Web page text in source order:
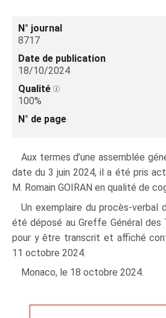
N° journal
8717
Date de publication
18/10/2024
Qualité
100%
N° de page
Aux termes d’une assemblée
date du 3 juin 2024, il a été pris
M. Romain GOIRAN en qualité de
Un exemplaire du procès-verbal
été déposé au Greffe Général des
pour y être transcrit et affiché
11 octobre 2024.
Monaco, le 18 octobre 2024.